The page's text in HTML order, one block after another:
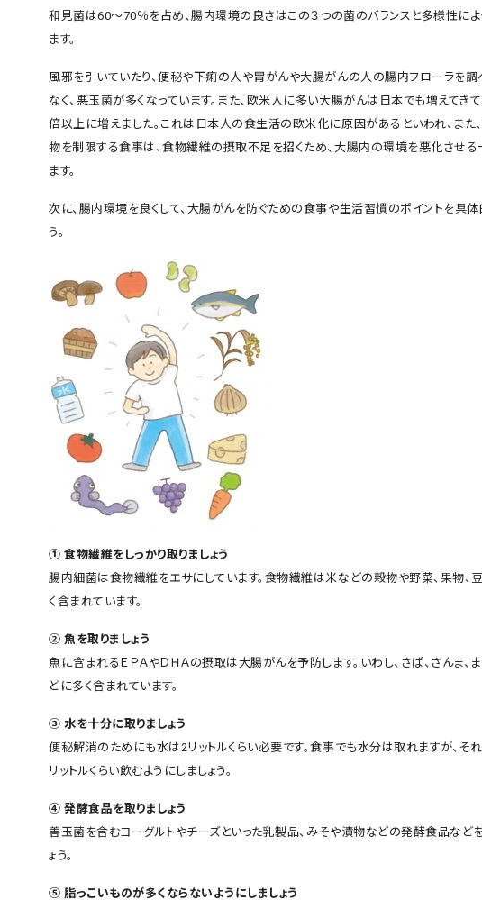
和見菌は60～70％を占め、腸内環境の良さはこの３つの菌のバランスと多様性に
ます。
風邪を引いていたり、便秘や下痢の人や胃がんや大腸がんの人の腸内フローラを調
なく、悪玉菌が多くなっています。また、欧米人に多い大腸がんは日本でも増えてき
倍以上に増えました。これは日本人の食生活の欧米化に原因があるといわれ、また
物を制限する食事は、食物繊維の摂取不足を招くため、大腸内の環境を悪化させる
ます。
次に、腸内環境を良くして、大腸がんを防ぐための食事や生活習慣のポイントを具体
う。
① 食物繊維をしっかり取りましょう
腸内細菌は食物繊維をエサにしています。食物繊維は米などの穀物や野菜、果物、豆
く含まれています。
② 魚を取りましょう
魚に含まれるＥＰＡやＤＨＡの摂取は大腸がんを予防します。いわし、さば、さんま、ま
どに多く含まれています。
③ 水を十分に取りましょう
便秘解消のためにも水は2リットルくらい必要です。食事でも水分は取れますが、そ
リットルくらい飲むようにしましょう。
④ 発酵食品を取りましょう
善玉菌を含むヨーグルトやチーズといった乳製品、みそや漬物などの発酵食品など
ょう。
⑤ 脂っこいものが多くならないようにしましょう